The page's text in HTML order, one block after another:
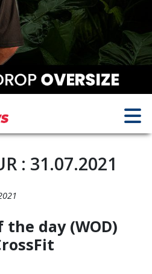
: 31.07.2021
day (WOD)